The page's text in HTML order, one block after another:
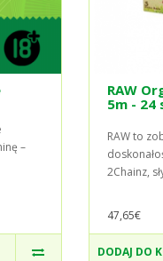
–
RAW
5m - 24
RAW to
2Chainz,
47,65€
DODAJ DO